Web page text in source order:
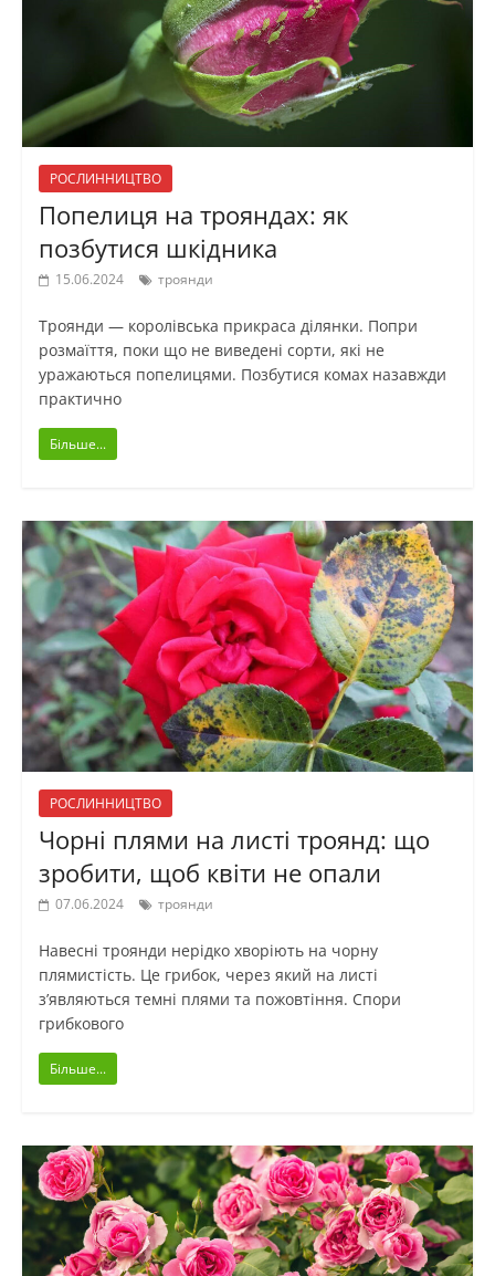
РОСЛИННИЦТВО
Попелиця на трояндах: як
позбутися шкідника
15.06.2024 троянди
Троянди — королівська прикраса ділянки. Попри
розмаїття, поки що не виведені сорти, які не
уражаються попелицями. Позбутися комах назавжди
практично
Більше...
РОСЛИННИЦТВО
Чорні плями на листі троянд: що
зробити, щоб квіти не опали
07.06.2024 троянди
Навесні троянди нерідко хворіють на чорну
плямистість. Це грибок, через який на листі
з’являються темні плями та пожовтіння. Спори
грибкового
Більше...